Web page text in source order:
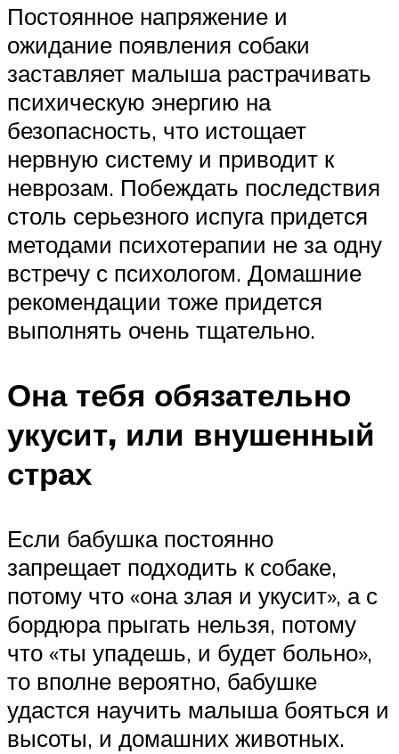
Постоянное напряжение и
ожидание появления собаки
заставляет малыша растрачивать
психическую энергию на
безопасность, что истощает
нервную систему и приводит к
неврозам. Побеждать последствия
столь серьезного испуга придется
методами психотерапии не за одну
встречу с психологом. Домашние
рекомендации тоже придется
выполнять очень тщательно.
Она тебя обязательно
укусит, или внушенный
страх
Если бабушка постоянно
запрещает подходить к собаке,
потому что «она злая и укусит», а с
бордюра прыгать нельзя, потому
что «ты упадешь, и будет больно»,
то вполне вероятно, бабушке
удастся научить малыша бояться и
высоты, и домашних животных.